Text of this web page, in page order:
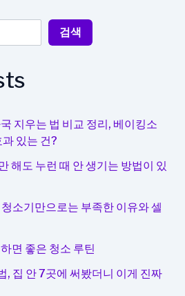
검색
지우는 법 비교 정리, 베이킹소
과 있는 건?
해도 누런 때 안 생기는 방법이 있
소기만으로는 부족한 이유와 셀
면 좋은 청소 루틴
, 집 안 7곳에 써봤더니 이게 진짜